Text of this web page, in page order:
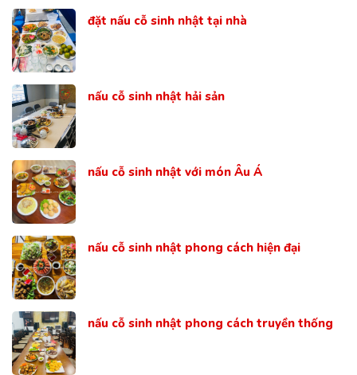
đặt nấu cỗ sinh nhật tại nhà
nấu cỗ sinh nhật hải sản
nấu cỗ sinh nhật với món Âu Á
nấu cỗ sinh nhật phong cách hiện đại
nấu cỗ sinh nhật phong cách truyền thống